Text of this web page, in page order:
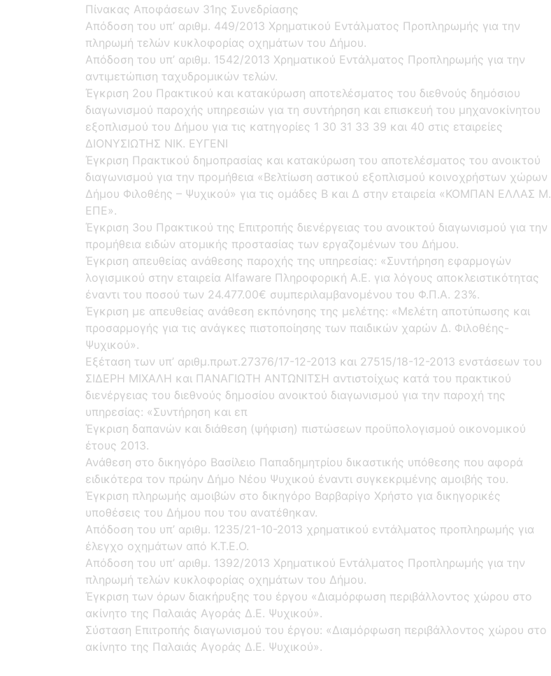
Πίνακας Αποφάσεων 31ης Συνεδρίασης
Απόδοση του υπ’ αριθμ. 449/2013 Χρηματικού Εντάλματος Προπληρωμής για την
πληρωμή τελών κυκλοφορίας οχημάτων του Δήμου.
Απόδοση του υπ’ αριθμ. 1542/2013 Χρηματικού Εντάλματος Προπληρωμής για την
αντιμετώπιση ταχυδρομικών τελών.
Έγκριση 2ου Πρακτικού και κατακύρωση αποτελέσματος του διεθνούς δημόσιου
διαγωνισμού παροχής υπηρεσιών για τη συντήρηση και επισκευή του μηχανοκίνητου
εξοπλισμού του Δήμου για τις κατηγορίες 1 30 31 33 39 και 40 στις εταιρείες
ΔΙΟΝΥΣΙΩΤΗΣ ΝΙΚ. ΕΥΓΕΝΙ
Έγκριση Πρακτικού δημοπρασίας και κατακύρωση του αποτελέσματος του ανοικτού
διαγωνισμού για την προμήθεια «Βελτίωση αστικού εξοπλισμού κοινοχρήστων χώρων
Δήμου Φιλοθέης – Ψυχικού» για τις ομάδες Β και Δ στην εταιρεία «ΚΟΜΠΑΝ ΕΛΛΑΣ Μ.
ΕΠΕ».
Έγκριση 3ου Πρακτικού της Επιτροπής διενέργειας του ανοικτού διαγωνισμού για την
προμήθεια ειδών ατομικής προστασίας των εργαζομένων του Δήμου.
Έγκριση απευθείας ανάθεσης παροχής της υπηρεσίας: «Συντήρηση εφαρμογών
λογισμικού στην εταιρεία Alfaware Πληροφορική Α.Ε. για λόγους αποκλειστικότητας
έναντι του ποσού των 24.477.00€ συμπεριλαμβανομένου του Φ.Π.Α. 23%.
Έγκριση με απευθείας ανάθεση εκπόνησης της μελέτης: «Μελέτη αποτύπωσης και
προσαρμογής για τις ανάγκες πιστοποίησης των παιδικών χαρών Δ. Φιλοθέης-
Ψυχικού».
Εξέταση των υπ’ αριθμ.πρωτ.27376/17-12-2013 και 27515/18-12-2013 ενστάσεων του
ΣΙΔΕΡΗ ΜΙΧΑΛΗ και ΠΑΝΑΓΙΩΤΗ ΑΝΤΩΝΙΤΣΗ αντιστοίχως κατά του πρακτικού
διενέργειας του διεθνούς δηµοσίου ανοικτού διαγωνισµού για την παροχή της
υπηρεσίας: «Συντήρηση και επ
Έγκριση δαπανών και διάθεση (ψήφιση) πιστώσεων προϋπολογισμού οικονομικού
έτους 2013.
Ανάθεση στο δικηγόρο Βασίλειο Παπαδημητρίου δικαστικής υπόθεσης που αφορά
ειδικότερα τον πρώην Δήμο Νέου Ψυχικού έναντι συγκεκριμένης αμοιβής του.
Έγκριση πληρωμής αμοιβών στο δικηγόρο Βαρβαρίγο Χρήστο για δικηγορικές
υποθέσεις του Δήμου που του ανατέθηκαν.
Απόδοση του υπ’ αριθμ. 1235/21-10-2013 χρηματικού εντάλματος προπληρωμής για
έλεγχο οχημάτων από Κ.Τ.Ε.Ο.
Απόδοση του υπ’ αριθμ. 1392/2013 Χρηματικού Εντάλματος Προπληρωμής για την
πληρωμή τελών κυκλοφορίας οχημάτων του Δήμου.
Έγκριση των όρων διακήρυξης του έργου «Διαμόρφωση περιβάλλοντος χώρου στο
ακίνητο της Παλαιάς Αγοράς Δ.Ε. Ψυχικού».
Σύσταση Επιτροπής διαγωνισμού του έργου: «Διαμόρφωση περιβάλλοντος χώρου στο
ακίνητο της Παλαιάς Αγοράς Δ.Ε. Ψυχικού».